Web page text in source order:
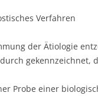
Verfahren
der Ätiologie
gekennzeichnet,
Probe einer